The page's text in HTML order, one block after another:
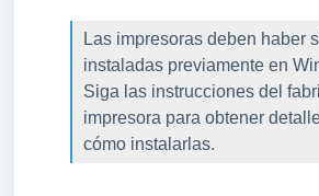
Las impresoras deben haber
instaladas previamente en
Siga las instrucciones del
impresora para obtener
cómo instalarlas.